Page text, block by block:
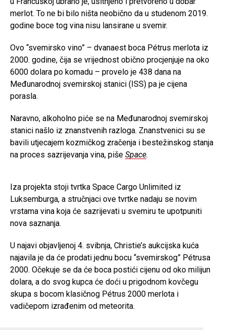
merlot. To ne bi bilo ništa neobično da u studenom 2019.
godine boce tog vina nisu lansirane u svemir.
Ovo “svemirsko vino” – dvanaest boca Pétrus merlota iz
2000. godine, čija se vrijednost obično procjenjuje na oko
6000 dolara po komadu – provelo je 438 dana na
Međunarodnoj svemirskoj stanici (ISS) pa je cijena
porasla.
Naravno, alkoholno piće se na Međunarodnoj svemirskoj
stanici našlo iz znanstvenih razloga. Znanstvenici su se
bavili utjecajem kozmičkog zračenja i bestežinskog stanja
na proces sazrijevanja vina, piše Space.
Iza projekta stoji tvrtka Space Cargo Unlimited iz
Luksemburga, a stručnjaci ove tvrtke nadaju se novim
vrstama vina koja će sazrijevati u svemiru te upotpuniti
nova saznanja.
U najavi objavljenoj 4. svibnja, Christie’s aukcijska kuća
najavila je da će prodati jednu bocu “svemirskog” Pétrusa
2000. Očekuje se da će boca postići cijenu od oko milijun
dolara, a do svog kupca će doći u prigodnom kovčegu
skupa s bocom klasičnog Pétrus 2000 merlota i
vadičepom izrađenim od meteorita.